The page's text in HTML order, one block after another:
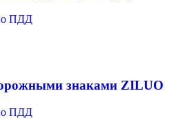
ПДД
знаками ZILUO
ПДД